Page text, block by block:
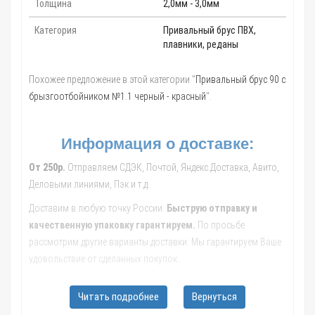
Толщина 2,0мм - 3,0мм
Категория
Привальный брус ПВХ,
плавники, реданы
Похожее предложение в этой категории "Привальный брус 90 с
брызгоотбойником №1.1 черный - красный".
Информация о доставке:
От 250р. Отправляем СДЭК, Почтой, Яндекс.Доставка, Авито,
Деловыми линиями, Пэк и т.д.
Доставим в любую точку России.
Быструю отправку и
качественную упаковку гарантируем. По просьбе
рассмотрим другие варианты доставки. Мы гарантируем Ваше
удовольствие от сделанных покупок.
транспортной компании, рассчитают стоимость и сроки
Читать подробнее Вернуться